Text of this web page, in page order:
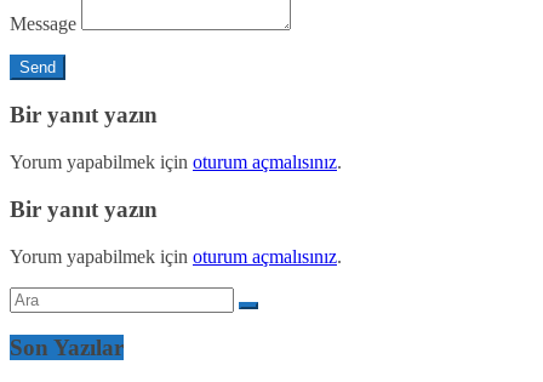
Message
Bir yanıt yazın
Yorum yapabilmek için oturum açmalısınız.
Bir yanıt yazın
Yorum yapabilmek için oturum açmalısınız.
Son Yazılar